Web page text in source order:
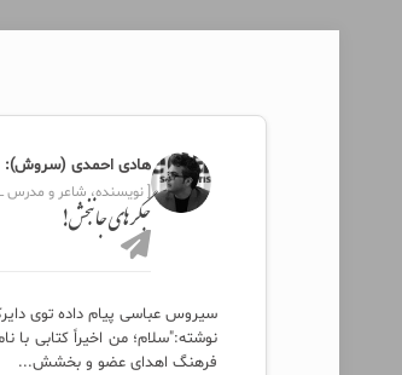
هادی احمدی (سروش):
[ نویسنده، شاعر و مدرس ITIL ]
جگرهای جانبخش!
سیروس عباسی پیام داده توی
نوشته:"سلام؛ من اخیراً کتابی
فرهنگ اهدای عضو و بخشش...